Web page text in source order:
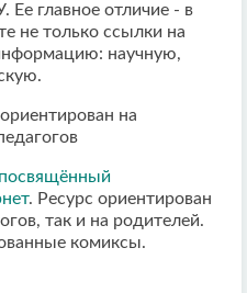
главное отличие - в
не только ссылки на
научную,
ориентирован на
. Ресурс ориентирован
так и на родителей.
комиксы.